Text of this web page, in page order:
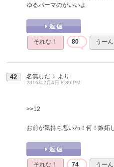
ゆるパーマのがいいよ
それな！ 80 うーん
42 名無しだＪ より
2016年2月4日 8:39 PM
>>12
お前が気持ち悪いわ！何！嫉妬
それな！ 74 うーん